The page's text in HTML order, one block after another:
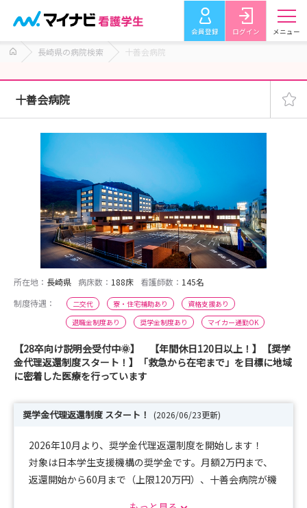
会員登録 ログイン メニュー
長崎県の病院検索 十善会病院
十善会病院
所在地： 長崎県 病床数： 188床 看護師数： 145名
制度待遇：
二交代 寮・住宅補助あり
資格支援あり
退職金制度あり
奨学金制度あり マイカー通勤OK
【28卒向け説明会受付中🌞】 【年間休日120日以上！】【奨学
金代理返還制度スタート！】「救急から在宅まで」を目標に地域
に密着した医療を行っています
奨学金代理返還制度 スタート！ (2026/06/23更新)
2026年10月より、奨学金代理返還制度を開始します！
対象は日本学生支援機構の奨学金です。月額2万円まで、
返還開始から60月まで（上限120万円）、十善会病院が機